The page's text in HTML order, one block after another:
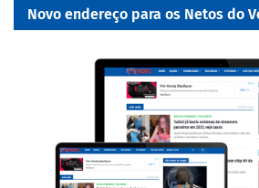
Novo endereço para os Netos do